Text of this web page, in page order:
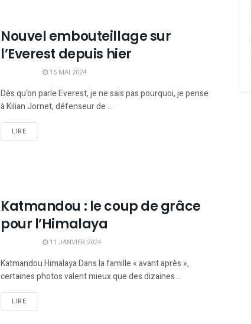
Nouvel embouteillage sur
l’Everest depuis hier
15 MAI 2024
Dès qu'on parle Everest, je ne sais pas pourquoi, je pense
à Kilian Jornet, défenseur de ...
LIRE
Katmandou : le coup de grâce
pour l’Himalaya
11 JANVIER 2024
Katmandou Himalaya Dans la famille « avant après »,
certaines photos valent mieux que des dizaines ...
LIRE